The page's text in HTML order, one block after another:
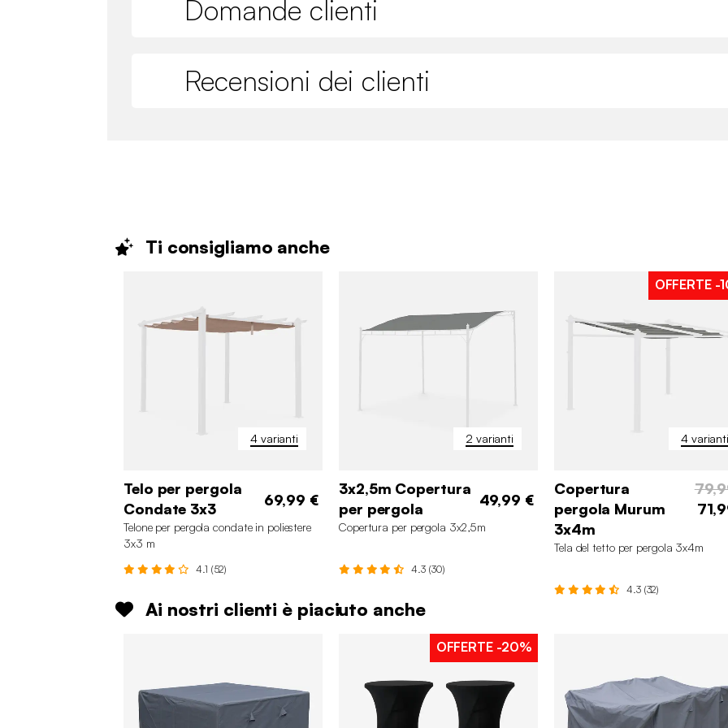
Domande clienti
Recensioni dei clienti
Ti consigliamo anche
4 varianti
Telo per pergola
Condate 3x3
69,99 €
Telone per pergola condate in poliestere
3x3 m
4.1 (52)
2 varianti
3x2,5m Copertura
per pergola
49,99 €
Copertura per pergola 3x2,5m
4.3 (30)
4 varianti
OFFERTE -
Copertura
pergola Murum
3x4m
Tela del tetto per pergola 3x4m
4.3 (32)
Ai nostri clienti è piaciuto anche
OFFERTE -20%